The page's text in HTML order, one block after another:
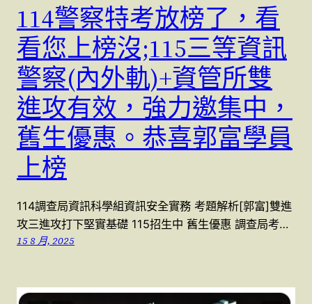
114警察特考放榜了，看
看您上榜沒;115三等資訊
警察(內外軌)+資管所雙
進攻有效，強力邀集中，
舊生優惠。恭喜郭富學員
上榜
114調查局資訊科學組資訊安全實務 考題解析[郭富]雙進
攻三進攻打下堅實基礎 115招生中 舊生優惠 調查局考…
15 8 月, 2025